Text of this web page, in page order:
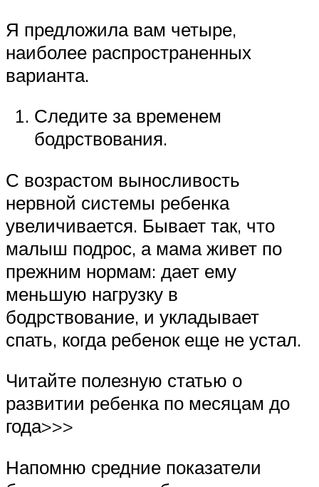
Я предложила вам четыре,
наиболее распространенных
варианта.
Следите за временем
бодрствования.
С возрастом выносливость
нервной системы ребенка
увеличивается. Бывает так, что
малыш подрос, а мама живет по
прежним нормам: дает ему
меньшую нагрузку в
бодрствование, и укладывает
спать, когда ребенок еще не устал.
Читайте полезную статью о
развитии ребенка по месяцам до
года>>>
Напомню средние показатели